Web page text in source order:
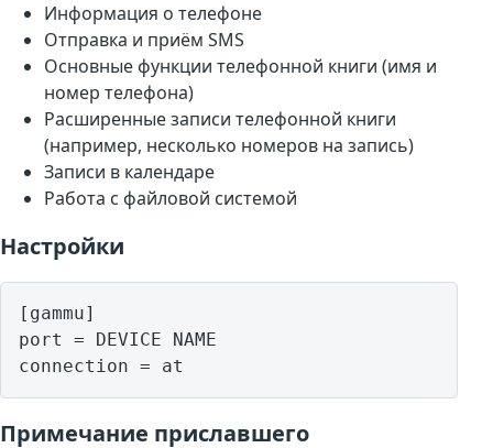
Информация о телефоне
Отправка и приём SMS
Основные функции телефонной книги (имя и
номер телефона)
Расширенные записи телефонной книги
(например, несколько номеров на запись)
Записи в календаре
Работа с файловой системой
Настройки
[gammu]
port = DEVICE NAME
Примечание приславшего